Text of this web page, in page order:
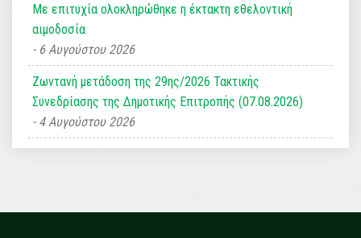
Με επιτυχία ολοκληρώθηκε η έκτακτη εθελοντική
αιμοδοσία
6 Αυγούστου 2026
Ζωντανή μετάδοση της 29ης/2026 Τακτικής
Συνεδρίασης της Δημοτικής Επιτροπής (07.08.2026)
4 Αυγούστου 2026